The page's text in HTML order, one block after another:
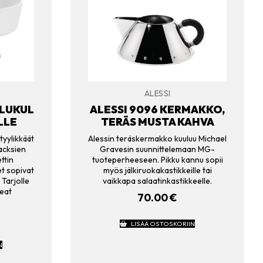
sopivat
ALESSI
ALESSI 9096 KERMAKKO,
TERÄS MUSTA KAHVA
Alessin teräskermakko kuuluu Michael
Gravesin suunnittelemaan MG-
tuoteperheeseen. Pikku kannu sopii
myös jälkiruokakastikkeille tai
vaikkapa salaatinkastikkeelle.
70.00€
LISÄÄ OSTOSKORIIN